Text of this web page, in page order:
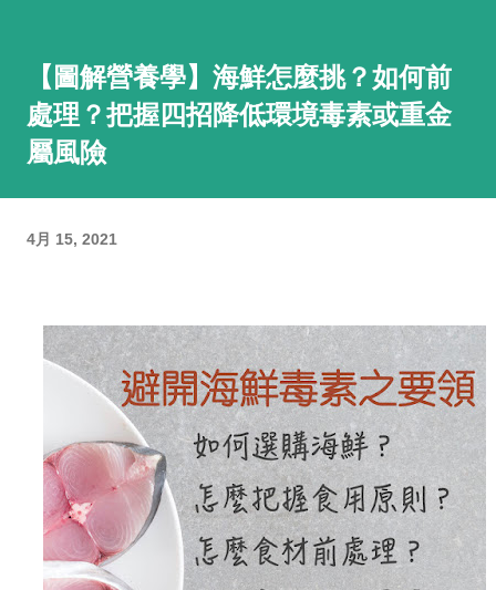
【圖解營養學】海鮮怎麼挑？如何前
處理？把握四招降低環境毒素或重金
屬風險
4月 15, 2021